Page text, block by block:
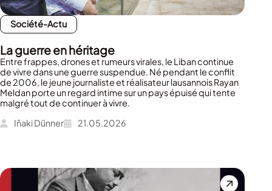
Société-Actu
La guerre en héritage
Entre frappes, drones et rumeurs virales, le Liban continue
de vivre dans une guerre suspendue. Né pendant le conflit
de 2006, le jeune journaliste et réalisateur lausannois Rayan
Meldan porte un regard intime sur un pays épuisé qui tente
malgré tout de continuer à vivre.
Iñaki Dünner
21.05.2026